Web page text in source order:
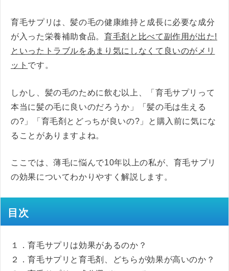
育毛サプリは、髪の毛の健康維持と成長に必要な成分
が入った栄養補助食品。育毛剤と比べて副作用が出た!
といったトラブルをあまり気にしなくて良いのがメリ
ット です。
しかし、髪の毛のために飲む以上、「育毛サプリって
本当に髪の毛に良いのだろうか」「髪の毛は生える
の?」「育毛剤とどっちが良いの?」と購入前に気にな
ることがありますよね。
ここでは、薄毛に悩んで10年以上の私が、育毛サプリ
の効果についてわかりやすく解説します。
目次
１．育毛サプリは効果があるのか？
２．育毛サプリと育毛剤、どちらが効果が高いのか？